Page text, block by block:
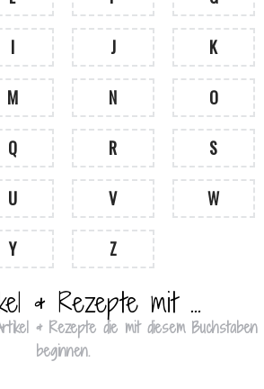
I J K
M N O
Q R S
U V W
Y Z
& Rezepte mit …
& Rezepte die mit diesem Buchstaben
beginnen.